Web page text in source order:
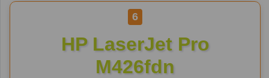
6
HP LaserJet Pro
M426fdn